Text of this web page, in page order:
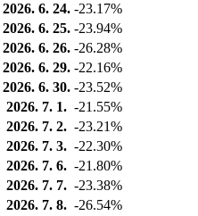
2026. 6. 24. -23.17%
2026. 6. 25. -23.94%
2026. 6. 26. -26.28%
2026. 6. 29. -22.16%
2026. 6. 30. -23.52%
2026. 7. 1. -21.55%
2026. 7. 2. -23.21%
2026. 7. 3. -22.30%
2026. 7. 6. -21.80%
2026. 7. 7. -23.38%
2026. 7. 8. -26.54%